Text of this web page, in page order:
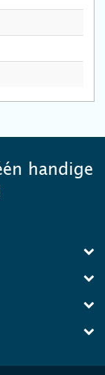
handige